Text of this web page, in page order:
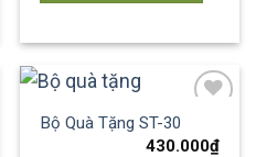
wishlist
Bộ Quà Tặng ST-30
430.000₫